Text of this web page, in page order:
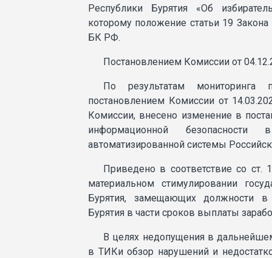
Республики Бурятия «Об
которому положение статьи 19
БК РФ.
Постановлением Комиссии от
По результатам мониторинга
постановлением Комиссии от
Комиссии, внесено изменение в
информационной безопасности
автоматизированной системы
Приведено в соответствие со
материальном стимулировании
Бурятия, замещающих должности в
Бурятия в части сроков выплаты
В целях недопущения в
в ТИКи обзор нарушений и